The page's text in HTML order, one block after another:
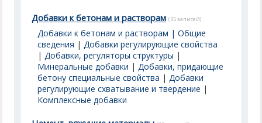
Добавки к бетонам и растворам (35 записей)
Добавки к бетонам и растворам | Общие
сведения |Добавки регулирующие свойства
|Добавки, регуляторы структуры |
Минеральные добавки |Добавки, придающие
бетону специальные свойства |Добавки
регулирующие схватывание и твердение |
Комплексные добавки